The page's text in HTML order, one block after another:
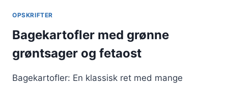
OPSKRIFTER
Bagekartofler med grønne
grøntsager og fetaost
Bagekartofler: En klassisk ret med mange